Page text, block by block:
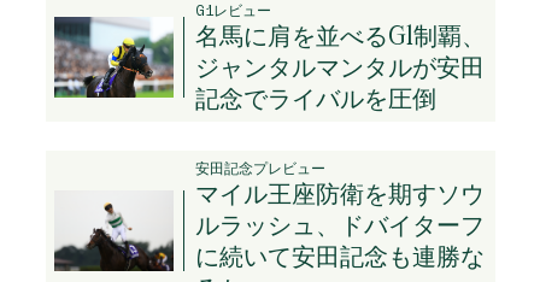
G1レビュー
名馬に肩を並べるG1制覇、
ジャンタルマンタルが安田
記念でライバルを圧倒
安田記念プレビュー
マイル王座防衛を期すソウ
ルラッシュ、ドバイターフ
に続いて安田記念も連勝な